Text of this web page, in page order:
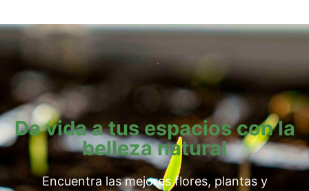
Da vida a tus espacios con la
belleza natural
Encuentra las mejores flores, plantas y